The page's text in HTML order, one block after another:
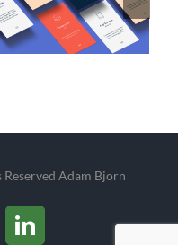
Adam Bjorn
LinkedIn